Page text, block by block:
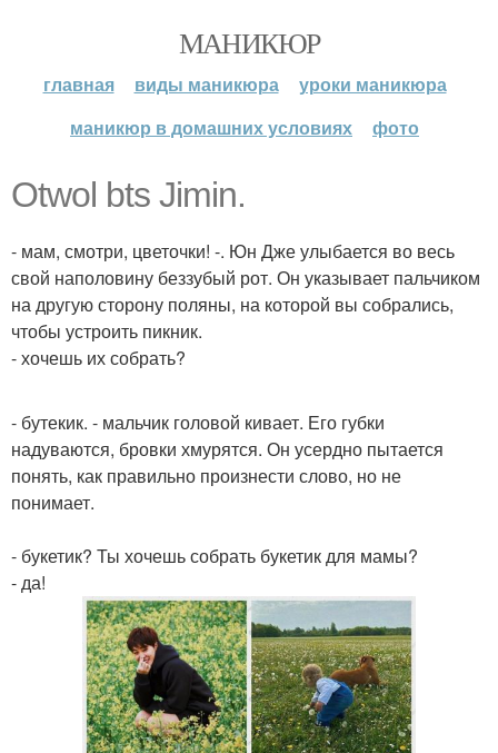
МАНИКЮР
главная виды маникюра
уроки маникюра
маникюр в домашних условиях
фото
Otwol bts Jimin.
- мам, смотри, цветочки! -. Юн Дже улыбается во весь
свой наполовину беззубый рот. Он указывает пальчиком
на другую сторону поляны, на которой вы собрались,
чтобы устроить пикник.
- хочешь их собрать?
- бутекик. - мальчик головой кивает. Его губки
надуваются, бровки хмурятся. Он усердно пытается
понять, как правильно произнести слово, но не
понимает.
- букетик? Ты хочешь собрать букетик для мамы?
- да!